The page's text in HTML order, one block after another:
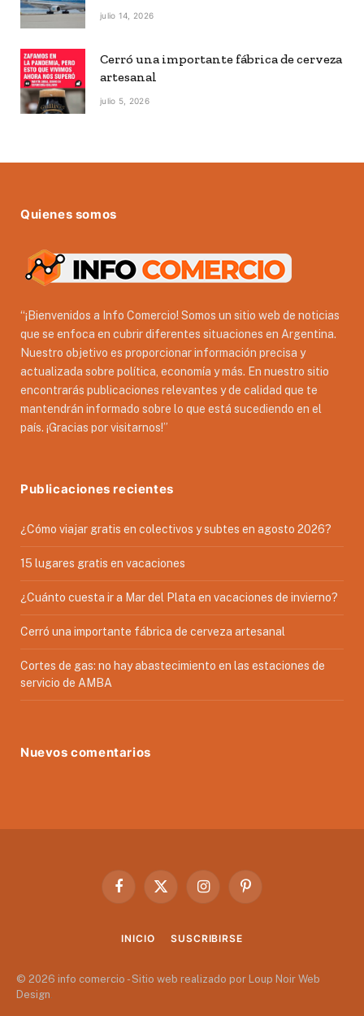
julio 14, 2026
Cerró una importante fábrica de cerveza
artesanal
julio 5, 2026
Quienes somos
“¡Bienvenidos a Info Comercio! Somos un sitio web de noticias
que se enfoca en cubrir diferentes situaciones en Argentina.
Nuestro objetivo es proporcionar información precisa y
actualizada sobre política, economía y más. En nuestro sitio
encontrarás publicaciones relevantes y de calidad que te
mantendrán informado sobre lo que está sucediendo en el
país. ¡Gracias por visitarnos!”
Publicaciones recientes
¿Cómo viajar gratis en colectivos y subtes en agosto 2026?
15 lugares gratis en vacaciones
¿Cuánto cuesta ir a Mar del Plata en vacaciones de invierno?
Cerró una importante fábrica de cerveza artesanal
Cortes de gas: no hay abastecimiento en las estaciones de
servicio de AMBA
Nuevos comentarios
Facebook
X
InstagramPinterest
INICIO SUSCRIBIRSE
© 2026 info comercio - Sitio web realizado por Loup Noir Web
Design